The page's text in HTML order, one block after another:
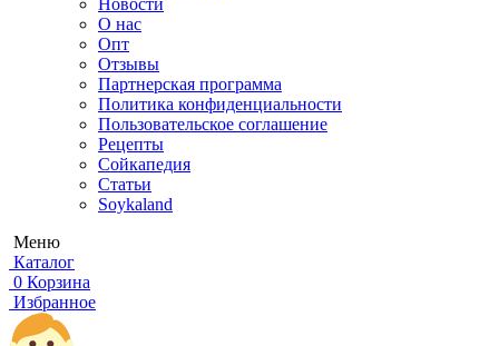
О нас
Опт
Отзывы
Партнерская программа
Политика конфиденциальности
Пользовательское соглашение
Рецепты
Сойкапедия
Статьи
Soykaland
Меню
Каталог
0 Корзина
Избранное